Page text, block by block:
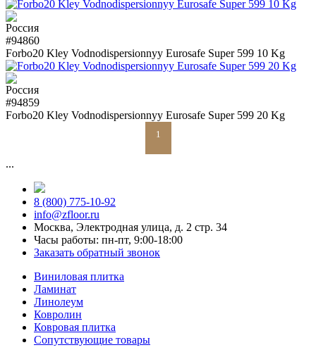
#94860
Forbo20 Kley Vodnodispersionnyy Eurosafe Super 599 10 Kg
#94859
Forbo20 Kley Vodnodispersionnyy Eurosafe Super 599 20 Kg
1
...
8 (800) 775-10-92
info@zfloor.ru
Москва, Электродная улица, д. 2 стр. 34
Часы работы: пн-пт, 9:00-18:00
Заказать обратный звонок
Виниловая плитка
Ламинат
Линолеум
Ковролин
Ковровая плитка
Сопутствующие товары